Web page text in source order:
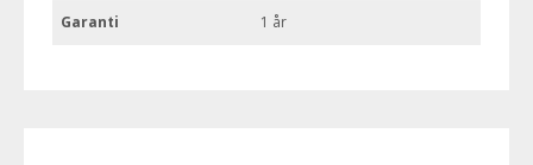
Garanti 1 år